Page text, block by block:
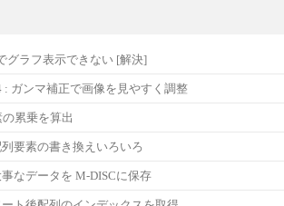
グラフ表示できない [解決]
: ガンマ補正で画像を見やすく調整
累乗を算出
要素の書き換えいろいろ
事なデータを M-DISCに保存